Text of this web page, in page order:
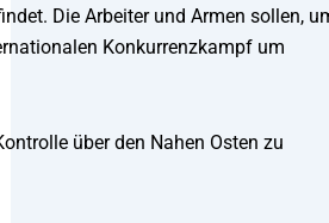
Die Arbeiter und Armen sollen,
Konkurrenzkampf um
über den Nahen Osten zu